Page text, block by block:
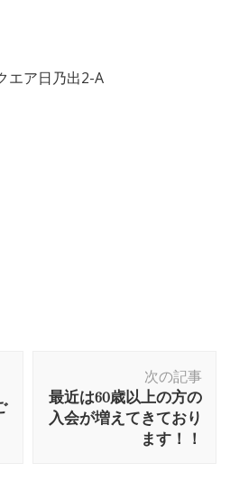
エア日乃出2-A
次の記事
最近は60歳以上の方の
入会が増えてきており
ます！！